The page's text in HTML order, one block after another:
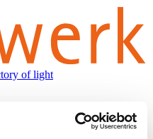
of light